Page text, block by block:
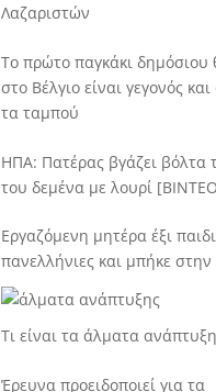
Λαζαριστών
Το πρώτο παγκάκι
στο Βέλγιο είναι γεγονός
τα ταμπού
ΗΠΑ: Πατέρας βγάζει βόλτα
του δεμένα με λουρί
Εργαζόμενη μητέρα έξι
πανελλήνιες και μπήκε στην
Τι είναι τα άλματα
Έρευνα προειδοποιεί για τα